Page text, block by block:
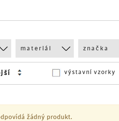
materiál značka
výstavní vzorky
žádný produkt.